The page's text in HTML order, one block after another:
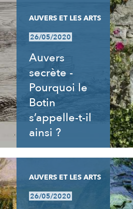
AUVERS ET LES ARTS
26/05/2020
Auvers
secrète -
Pourquoi le
Botin
s’appelle-t-il
ainsi ?
AUVERS ET LES ARTS
26/05/2020